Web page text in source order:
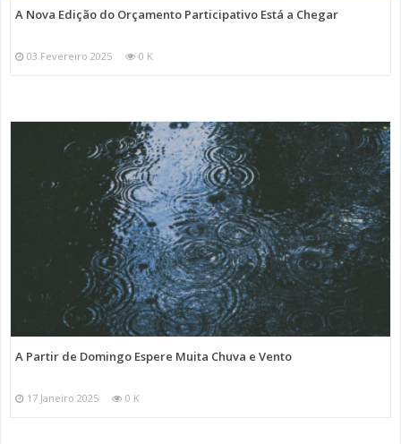
A Nova Edição do Orçamento Participativo Está a Chegar
03 Fevereiro 2025 0 K
A Partir de Domingo Espere Muita Chuva e Vento
17 Janeiro 2025 0 K